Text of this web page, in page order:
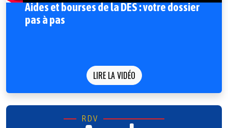
Aides et bourses de la DES : votre dossier
pas à pas
LIRE LA VIDÉO
RDV